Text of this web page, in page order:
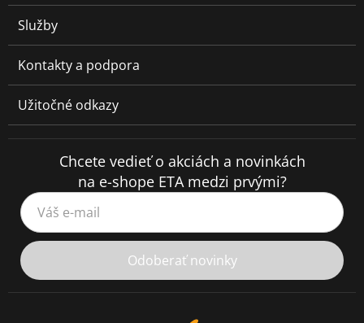
Služby
Kontakty a podpora
Užitočné odkazy
Chcete vedieť o akciách a novinkách
na e-shope ETA medzi prvými?
Váš e-mail
Odoberať novinky